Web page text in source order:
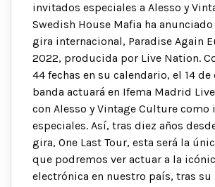
invitados especiales a Alesso y
Swedish House Mafia ha
gira internacional, Paradise Again
2022, producida por Live Nation.
44 fechas en su calendario, el 14
banda actuará en Ifema Madrid
con Alesso y Vintage Culture como
especiales. Así, tras diez años
gira, One Last Tour, esta será la
que podremos ver actuar a la
electrónica en nuestro país, tras su